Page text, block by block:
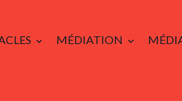
MÉDIATION